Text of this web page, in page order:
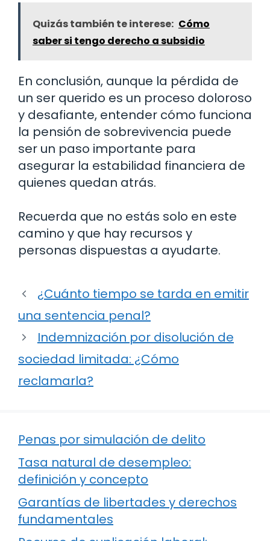
Quizás también te interese: Cómo
saber si tengo derecho a subsidio
En conclusión, aunque la pérdida de
un ser querido es un proceso doloroso
y desafiante, entender cómo funciona
la pensión de sobrevivencia puede
ser un paso importante para
asegurar la estabilidad financiera de
quienes quedan atrás.
Recuerda que no estás solo en este
camino y que hay recursos y
personas dispuestas a ayudarte.
¿Cuánto tiempo se tarda en emitir
una sentencia penal?
Indemnización por disolución de
sociedad limitada: ¿Cómo
reclamarla?
Penas por simulación de delito
Tasa natural de desempleo:
definición y concepto
Garantías de libertades y derechos
fundamentales